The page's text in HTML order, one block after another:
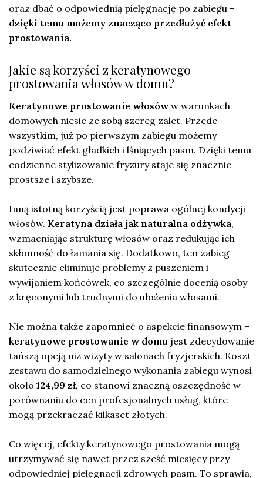
oraz dbać o odpowiednią pielęgnację po zabiegu –
dzięki temu możemy znacząco przedłużyć efekt
prostowania.
Jakie są korzyści z keratynowego
prostowania włosów w domu?
Keratynowe prostowanie włosów w warunkach
domowych niesie ze sobą szereg zalet. Przede
wszystkim, już po pierwszym zabiegu możemy
podziwiać efekt gładkich i lśniących pasm. Dzięki temu
codzienne stylizowanie fryzury staje się znacznie
prostsze i szybsze.
Inną istotną korzyścią jest poprawa ogólnej kondycji
włosów. Keratyna działa jak naturalna odżywka,
wzmacniając strukturę włosów oraz redukując ich
skłonność do łamania się. Dodatkowo, ten zabieg
skutecznie eliminuje problemy z puszeniem i
wywijaniem końcówek, co szczególnie docenią osoby
z kręconymi lub trudnymi do ułożenia włosami.
Nie można także zapomnieć o aspekcie finansowym –
keratynowe prostowanie w domu jest zdecydowanie
tańszą opcją niż wizyty w salonach fryzjerskich. Koszt
zestawu do samodzielnego wykonania zabiegu wynosi
około124,99 zł, co stanowi znaczną oszczędność w
porównaniu do cen profesjonalnych usług, które
mogą przekraczać kilkaset złotych.
Co więcej, efekty keratynowego prostowania mogą
utrzymywać się nawet przez sześć miesięcy przy
odpowiedniej pielęgnacji zdrowych pasm. To sprawia,